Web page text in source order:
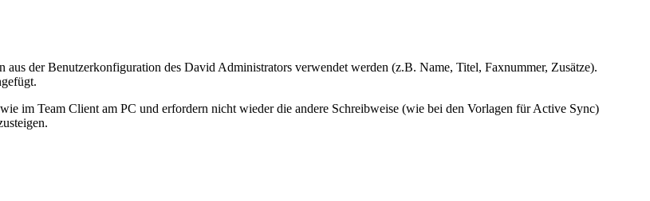
der Benutzerkonfiguration des David Administrators verwendet werden (z.B. Name, Titel, Faxnummer, Zusätze).
im Team Client am PC und erfordern nicht wieder die andere Schreibweise (wie bei den Vorlagen für Active Sync)